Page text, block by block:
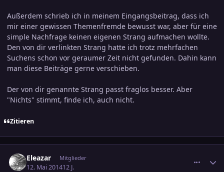
Außerdem schrieb ich in meinem Eingangsbeitrag, dass ich
mir einer gewissen Themenfremde bewusst war, aber für eine
simple Nachfrage keinen eigenen Strang aufmachen wollte.
Den von dir verlinkten Strang hatte ich trotz mehrfachen
Suchens schon vor geraumer Zeit nicht gefunden. Dahin kann
man diese Beiträge gerne verschieben.
Der von dir genannte Strang passt fraglos besser. Aber
"Nichts" stimmt, finde ich, auch nicht.
Zitieren
Eleazar Mitglieder
12. Mai 201412 J.